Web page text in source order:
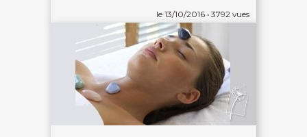
le 13/10/2016 • 3792 vues